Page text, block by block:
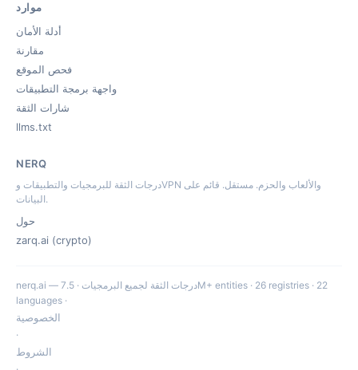
موارد
أدلة الأمان
مقارنة
فحص الموقع
واجهة برمجة التطبيقات
شارات الثقة
llms.txt
NERQ
درجات الثقة للبرمجيات والتطبيقات وVPN والألعاب والحزم. مستقل. قائم على
البيانات.
حول
zarq.ai (crypto)
nerq.ai — درجات الثقة لجميع البرمجيات · 7.5M+ entities · 26 registries · 22
languages ·
الخصوصية
·
الشروط